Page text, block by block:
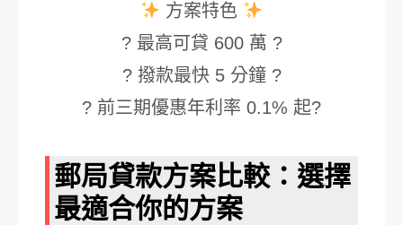
方案特色
? 最高可貸 600 萬 ?
? 撥款最快 5 分鐘 ?
? 前三期優惠年利率 0.1% 起?
郵局貸款方案比較：選擇
最適合你的方案